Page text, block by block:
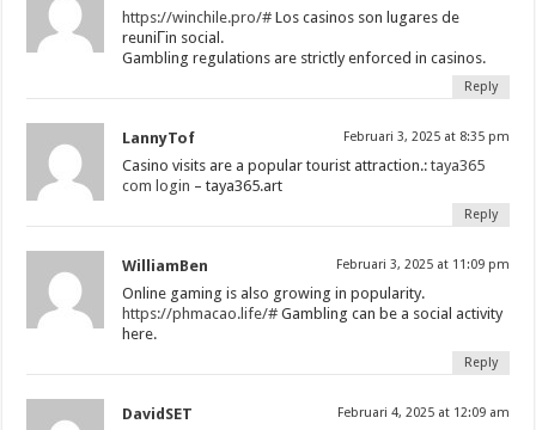
https://winchile.pro/# Los casinos son lugares de
reuniГіn social.
Gambling regulations are strictly enforced in casinos.
Reply
LannyTof Februari 3, 2025 at 8:35 pm
Casino visits are a popular tourist attraction.:taya365
com login – taya365.art
Reply
WilliamBen Februari 3, 2025 at 11:09 pm
Online gaming is also growing in popularity.
https://phmacao.life/# Gambling can be a social activity
here.
Reply
DavidSET Februari 4, 2025 at 12:09 am